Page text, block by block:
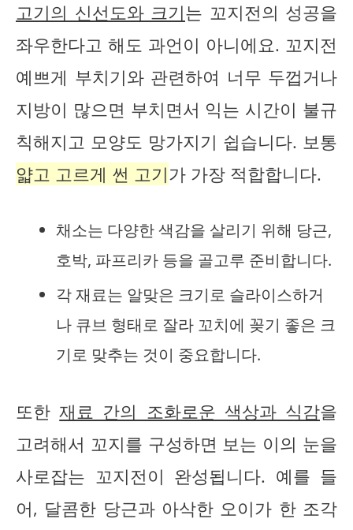
고기의 신선도와 크기는 꼬지전의 성공을
좌우한다고 해도 과언이 아니에요. 꼬지전
예쁘게 부치기와 관련하여 너무 두껍거나
지방이 많으면 부치면서 익는 시간이 불규
칙해지고 모양도 망가지기 쉽습니다. 보통
얇고 고르게 썬 고기가 가장 적합합니다.
채소는 다양한 색감을 살리기 위해 당근,
호박, 파프리카 등을 골고루 준비합니다.
각 재료는 알맞은 크기로 슬라이스하거
나 큐브 형태로 잘라 꼬치에 꽂기 좋은 크
기로 맞추는 것이 중요합니다.
또한재료 간의 조화로운 색상과 식감을
고려해서 꼬지를 구성하면 보는 이의 눈을
사로잡는 꼬지전이 완성됩니다. 예를 들
어, 달콤한 당근과 아삭한 오이가 한 조각